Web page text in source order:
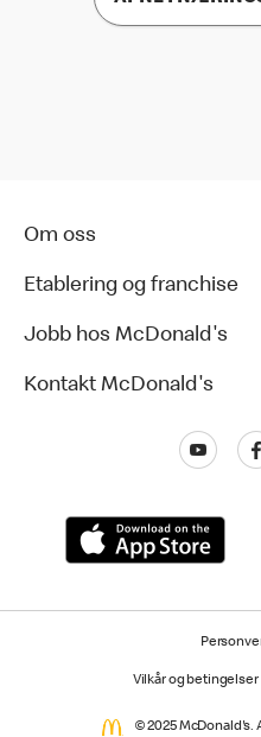
Om oss
Etablering og franchise
Jobb hos McDonald's
Kontakt McDonald's
Vilkår og betingelser
© 2025